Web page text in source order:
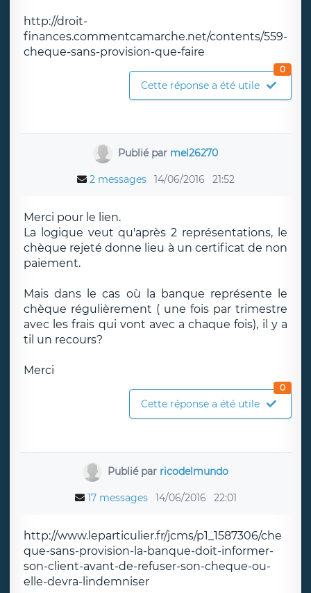
http://droit-
finances.commentcamarche.net/contents/559-
cheque-sans-provision-que-faire
Cette réponse a été utile
0
Publié par mel26270
2 messages 14/06/2016 21:52
Merci pour le lien.
La logique veut qu'après 2 représentations, le
chèque rejeté donne lieu à un certificat de non
paiement.
Mais dans le cas où la banque représente le
chèque régulièrement ( une fois par trimestre
avec les frais qui vont avec a chaque fois), il y a
til un recours?
Merci
Cette réponse a été utile
0
Publié par ricodelmundo
17 messages 14/06/2016 22:01
http://www.leparticulier.fr/jcms/p1_1587306/che
que-sans-provision-la-banque-doit-informer-
son-client-avant-de-refuser-son-cheque-ou-
elle-devra-lindemniser